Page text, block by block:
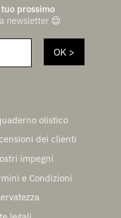
prossimo
newsletter 😌
olistico
dei clienti
impegni
e Condizioni